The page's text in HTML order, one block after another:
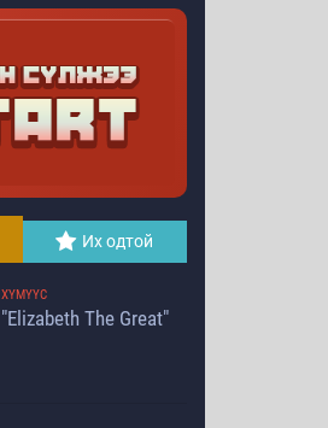
Их одтой
ХҮМҮҮС
"Elizabeth The Great"